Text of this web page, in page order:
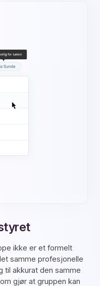
ikke er et formelt
samme profesjonelle
til akkurat den samme
gjør at gruppen kan